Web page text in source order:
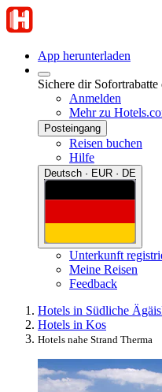
App herunterladen
Sichere dir
Anmelden
Mehr zu
Posteingang
Reisen buchen
Hilfe
Deutsch · EUR · DE
Unterkunft
Meine Reisen
Feedback
Hotels in Südliche Ägäis
Hotels in Kos
Hotels nahe Strand Therma